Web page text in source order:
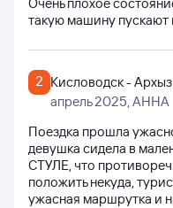
такую машину пускают
2 Кисловодск - Архыз
апрель 2025, АННА
Поездка прошла
девушка сидела в
СТУЛЕ, что
положить некуда,
ужасная маршрутка и